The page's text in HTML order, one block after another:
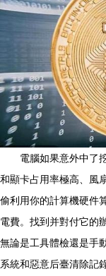
電腦如果意外中了
和顯卡占用率極高、風
偷利用你的計算機硬件
電費。找到并對付它的
無論是工具體檢還是手
系統和惡意后臺清除記